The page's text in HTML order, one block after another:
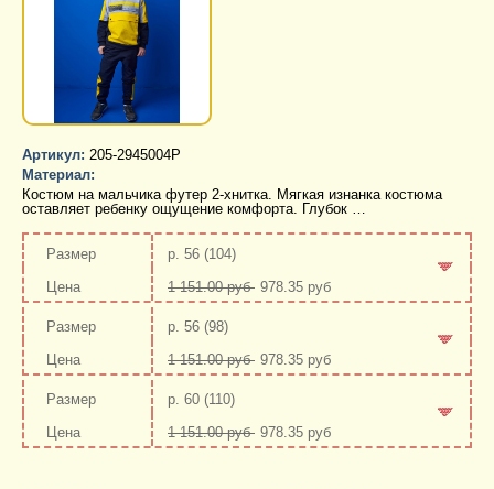
Артикул: 205-2945004Р
Материал:
Костюм на мальчика футер 2-хнитка. Мягкая изнанка костюма
оставляет ребенку ощущение комфорта. Глубок …
р. 56 (104)
1 151.00 руб 978.35 руб
-р. 56 (98)
1 151.00 руб 978.35 руб
-р. 60 (110)
1 151.00 руб 978.35 руб